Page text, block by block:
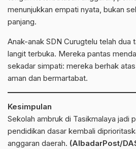
menunjukkan empati nyata, bukan
panjang.
Anak-anak SDN Curugtelu telah dua
langit terbuka. Mereka pantas
sekadar simpati: mereka berhak
aman dan bermartabat.
Kesimpulan
Sekolah ambruk di Tasikmalaya jadi
pendidikan dasar kembali
anggaran daerah. (AlbadarPost/